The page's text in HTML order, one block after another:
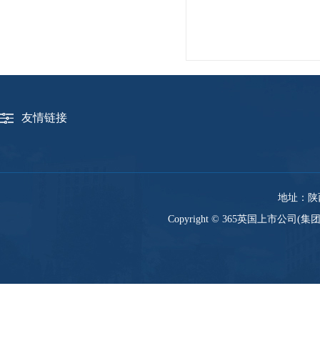
友情链接
地址：陕
Copyright © 365英国上市公司(集